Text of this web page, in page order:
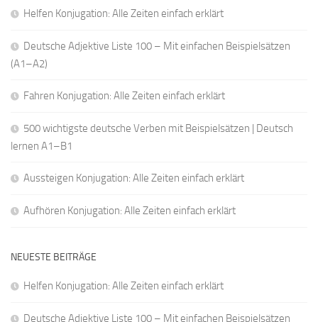
Helfen Konjugation: Alle Zeiten einfach erklärt
Deutsche Adjektive Liste 100 – Mit einfachen Beispielsätzen
(A1–A2)
Fahren Konjugation: Alle Zeiten einfach erklärt
500 wichtigste deutsche Verben mit Beispielsätzen | Deutsch
lernen A1–B1
Aussteigen Konjugation: Alle Zeiten einfach erklärt
Aufhören Konjugation: Alle Zeiten einfach erklärt
NEUESTE BEITRÄGE
Helfen Konjugation: Alle Zeiten einfach erklärt
Deutsche Adjektive Liste 100 – Mit einfachen Beispielsätzen